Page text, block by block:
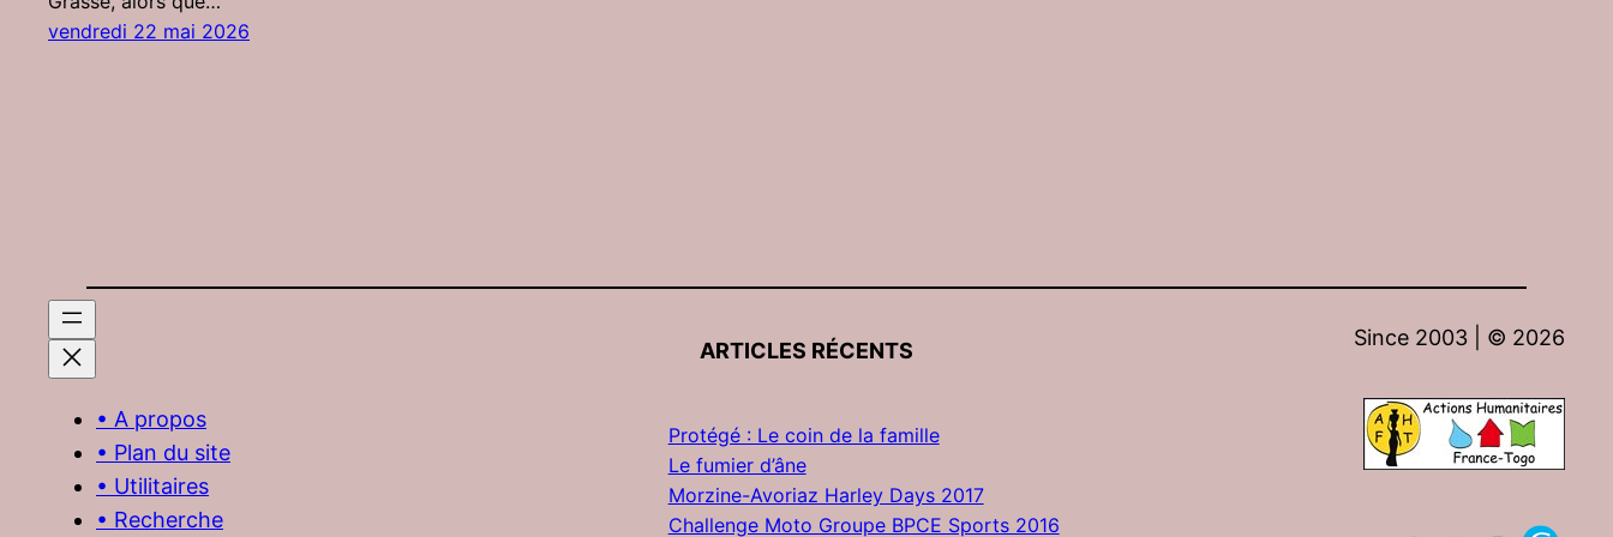
vendredi 22 mai 2026
• A propos
• Plan du site
• Utilitaires
• Recherche
ARTICLES RÉCENTS
Protégé : Le coin de la famille
Le fumier d’âne
Morzine-Avoriaz Harley Days 2017
Challenge Moto Groupe BPCE Sports 2016
Since 2003 | © 2026